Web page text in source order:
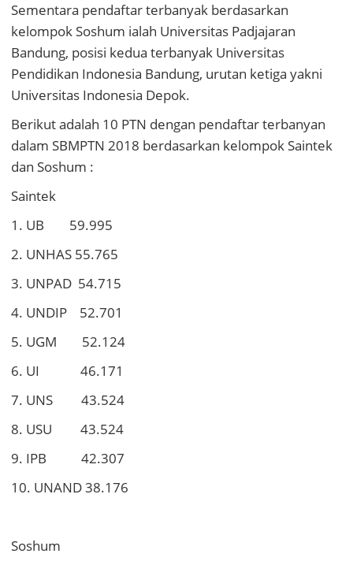
Sementara pendaftar terbanyak berdasarkan
kelompok Soshum ialah Universitas Padjajaran
Bandung, posisi kedua terbanyak Universitas
Pendidikan Indonesia Bandung, urutan ketiga yakni
Universitas Indonesia Depok.
Berikut adalah 10 PTN dengan pendaftar terbanyan
dalam SBMPTN 2018 berdasarkan kelompok Saintek
dan Soshum :
Saintek
1. UB 59.995
2. UNHAS 55.765
3. UNPAD 54.715
4. UNDIP 52.701
5. UGM 52.124
6. UI 46.171
7. UNS 43.524
8. USU 43.524
9. IPB 42.307
10. UNAND 38.176
Soshum